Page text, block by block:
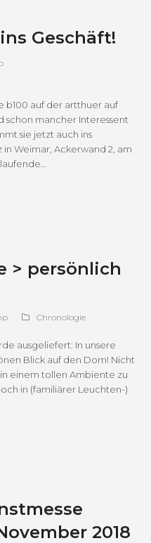
Geschäft!
b100 auf der artthuer auf
schon mancher Interessent
sie jetzt auch ins
in Weimar, Ackerwand 2, am
> persönlich
Chronologie
ausgeliefert: In unsere
Blick auf den Dom! Nicht
einem tollen Ambiente zu
in (familiärer Leuchten-)
2018